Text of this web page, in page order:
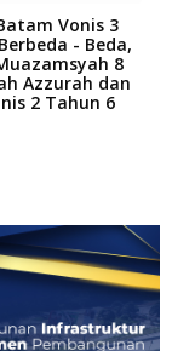
Vonis 3
- Beda,
8
Azzurah dan
2 Tahun 6